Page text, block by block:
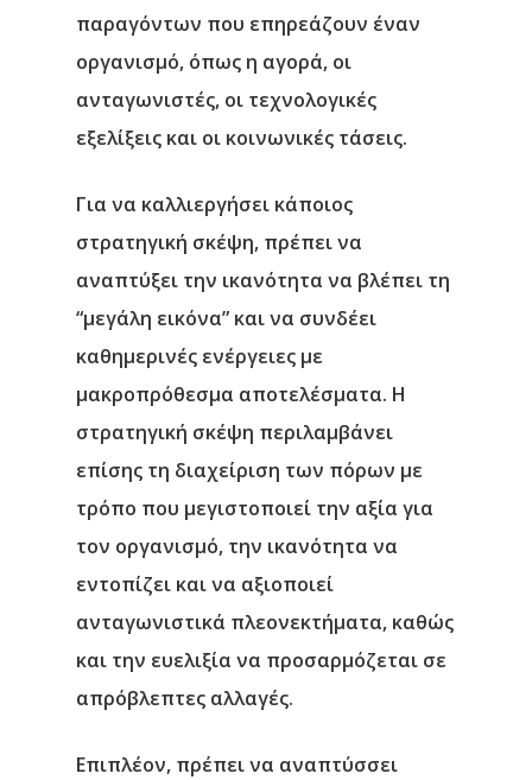
παραγόντων που επηρεάζουν έναν
οργανισμό, όπως η αγορά, οι
ανταγωνιστές, οι τεχνολογικές
εξελίξεις και οι κοινωνικές τάσεις.
Για να καλλιεργήσει κάποιος
στρατηγική σκέψη, πρέπει να
αναπτύξει την ικανότητα να βλέπει τη
“μεγάλη εικόνα” και να συνδέει
καθημερινές ενέργειες με
μακροπρόθεσμα αποτελέσματα. Η
στρατηγική σκέψη περιλαμβάνει
επίσης τη διαχείριση των πόρων με
τρόπο που μεγιστοποιεί την αξία για
τον οργανισμό, την ικανότητα να
εντοπίζει και να αξιοποιεί
ανταγωνιστικά πλεονεκτήματα, καθώς
και την ευελιξία να προσαρμόζεται σε
απρόβλεπτες αλλαγές.
Επιπλέον, πρέπει να αναπτύσσει